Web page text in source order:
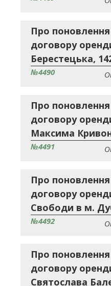
Про
договору
Берестецька,
№4490
Про
договору
Максима
№4491
Про поновлення
договору
Свободи в м.
№4492
Про
договору
Святослава